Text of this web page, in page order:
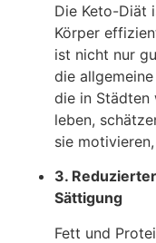
Die Keto-Diät
Körper
ist nicht nur
die
die in Städten
leben,
sie
3.
Sättigung
Fett und